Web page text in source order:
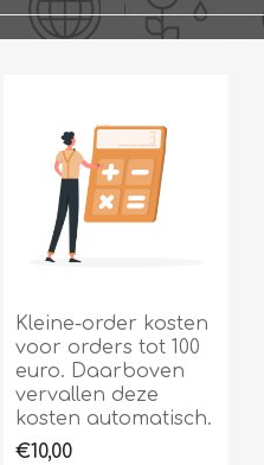
Kleine-order kosten
voor orders tot 100
euro. Daarboven
vervallen deze
kosten automatisch.
€10,00